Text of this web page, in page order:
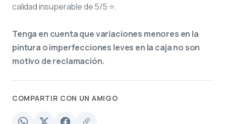
calidad insuperable de 5/5 ⭐.
Tenga en cuenta que variaciones menores en la
pintura o imperfecciones leves en la caja no son
motivo de reclamación.
COMPARTIR CON UN AMIGO